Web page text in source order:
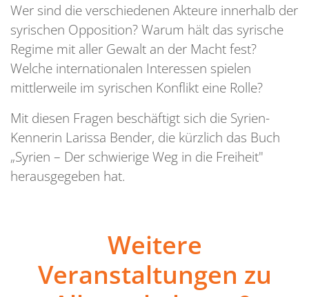
Wer sind die verschiedenen Akteure innerhalb der
syrischen Opposition? Warum hält das syrische
Regime mit aller Gewalt an der Macht fest?
Welche internationalen Interessen spielen
mittlerweile im syrischen Konflikt eine Rolle?
Mit diesen Fragen beschäftigt sich die Syrien-
Kennerin Larissa Bender, die kürzlich das Buch
„Syrien – Der schwierige Weg in die Freiheit"
herausgegeben hat.
Weitere
Veranstaltungen zu